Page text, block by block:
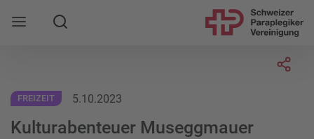
Mobile Navigation öffnen
Suche
FREIZEIT 5.10.2023
Kulturabenteuer Museggmauer